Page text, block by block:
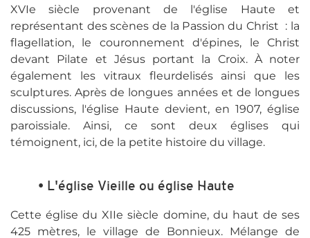
XVIe siècle provenant de l'église Haute et
représentant des scènes de la Passion du Christ : la
flagellation, le couronnement d'épines, le Christ
devant Pilate et Jésus portant la Croix. À noter
également les vitraux fleurdelisés ainsi que les
sculptures. Après de longues années et de longues
discussions, l'église Haute devient, en 1907, église
paroissiale. Ainsi, ce sont deux églises qui
témoignent, ici, de la petite histoire du village.
• L'église Vieille ou église Haute
Cette église du XIIe siècle domine, du haut de ses
425 mètres, le village de Bonnieux. Mélange de